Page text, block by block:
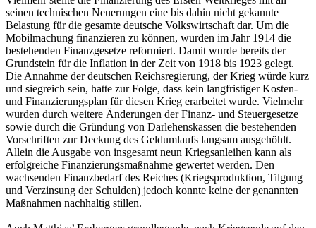
seinen technischen Neuerungen eine bis dahin nicht gekannte
Belastung für die gesamte deutsche Volkswirtschaft dar. Um die
Mobilmachung finanzieren zu können, wurden im Jahr 1914 die
bestehenden Finanzgesetze reformiert. Damit wurde bereits der
Grundstein für die Inflation in der Zeit von 1918 bis 1923 gelegt.
Die Annahme der deutschen Reichsregierung, der Krieg würde kurz
und siegreich sein, hatte zur Folge, dass kein langfristiger Kosten-
und Finanzierungsplan für diesen Krieg erarbeitet wurde. Vielmehr
wurden durch weitere Änderungen der Finanz- und Steuergesetze
sowie durch die Gründung von Darlehenskassen die bestehenden
Vorschriften zur Deckung des Geldumlaufs langsam ausgehöhlt.
Allein die Ausgabe von insgesamt neun Kriegsanleihen kann als
erfolgreiche Finanzierungsmaßnahme gewertet werden. Den
wachsenden Finanzbedarf des Reiches (Kriegsproduktion, Tilgung
und Verzinsung der Schulden) jedoch konnte keine der genannten
Maßnahmen nachhaltig stillen.